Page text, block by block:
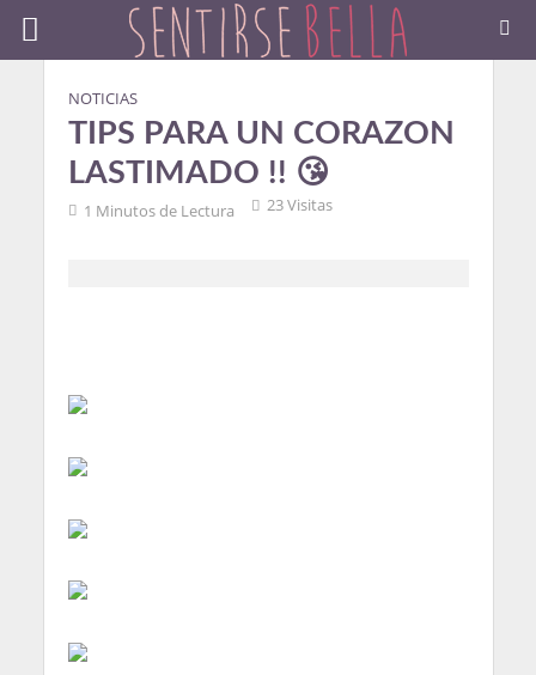
NOTICIAS
TIPS PARA UN CORAZON
LASTIMADO !! 😘
1 Minutos de Lectura 23 Visitas